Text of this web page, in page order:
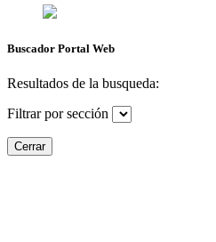
Buscador Portal Web
Resultados de la busqueda:
Filtrar por sección
Cerrar